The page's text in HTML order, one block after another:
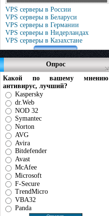
VPS серверы в России
VPS серверы в Беларуси
VPS серверы в Германии
VPS серверы в Нидерландах
VPS серверы в Казахстане
Опрос
Какой по вашему мнению
антивирус, лучший?
Kaspersky
dr.Web
NOD 32
Symantec
Norton
AVG
Avira
Bitdefender
Avast
McAfee
Microsoft
F-Secure
TrendMicro
VBA32
Panda